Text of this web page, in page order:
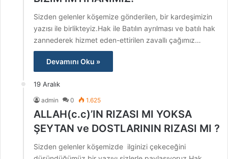
Sizden gelenler köşemize gönderilen, bir kardeşimizin
yazısı ile birlikteyiz.Hak ile Batılın ayrılması ve batılı hak
zannederek hizmet eden-ettirilen zavallı çağımız…
Devamını Oku »
19 Aralık
admin 0 1.625
ALLAH(c.c)’IN RIZASI MI YOKSA
ŞEYTAN ve DOSTLARININ RIZASI MI ?
Sizden gelenler köşemizde ilginizi çekeceğini